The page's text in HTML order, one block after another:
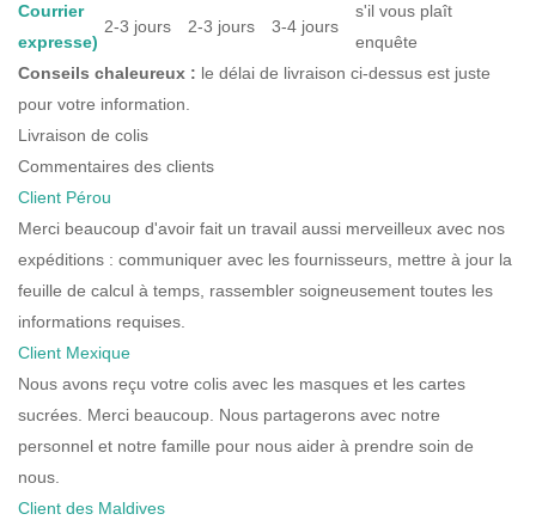
Courrier
expresse)
2-3 jours 2-3 jours 3-4 jours
s'il vous plaît
enquête
Conseils chaleureux : le délai de livraison ci-dessus est juste
pour votre information.
Livraison de colis
Commentaires des clients
Client Pérou
Merci beaucoup d'avoir fait un travail aussi merveilleux avec nos
expéditions : communiquer avec les fournisseurs, mettre à jour la
feuille de calcul à temps, rassembler soigneusement toutes les
informations requises.
Client Mexique
Nous avons reçu votre colis avec les masques et les cartes
sucrées. Merci beaucoup. Nous partagerons avec notre
personnel et notre famille pour nous aider à prendre soin de
nous.
Client des Maldives